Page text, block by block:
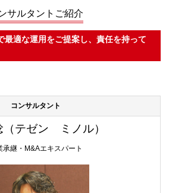
サルタントご紹介
最適な運用をご提案し、責任を持って
コンサルタント
（テゼン ミノル）
承継・M&Aエキスパート